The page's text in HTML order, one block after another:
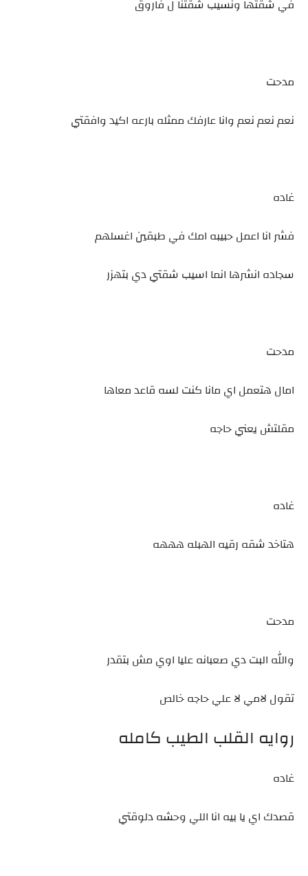
في شقتها ونسيب شقتنا ل فاروق
مدحت
نعم نعم نعم وانا عارفك ممثله بارعه اكيد وافقتي
غاده
فشر انا اعمل حبيبه امك في طبقين اغسلهم
سجاده انشرها انما اسيب شقتي دي بتهزر
مدحت
امال هتعمل اي مانا كنت لسه قاعد معاها
مقلتش يعني حاجه
غاده
هتاخد شقه رقيه الهبله هههه
مدحت
والله البت دي صعبانه عليا اوي مش بتقدر
تقول لامي لا علي حاجه خالص
روايه القلب الطيب كامله
غاده
قصدك اي يا بيه انا اللي وحشه دلوقتي